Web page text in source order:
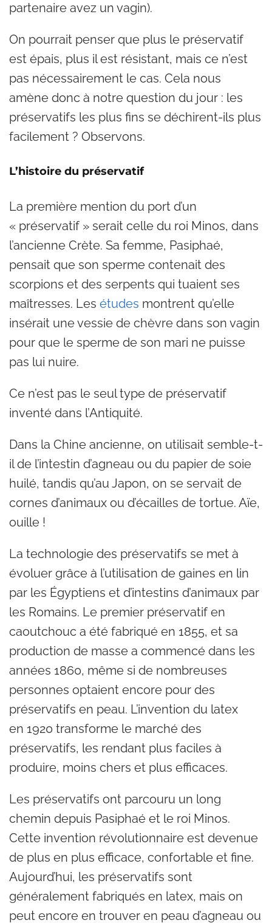
partenaire avez un vagin).
On pourrait penser que plus le préservatif
est épais, plus il est résistant, mais ce n’est
pas nécessairement le cas. Cela nous
amène donc à notre question du jour : les
préservatifs les plus fins se déchirent-ils plus
facilement ? Observons.
L’histoire du préservatif
La première mention du port d’un
« préservatif » serait celle du roi Minos, dans
l’ancienne Crète. Sa femme, Pasiphaé,
pensait que son sperme contenait des
scorpions et des serpents qui tuaient ses
maîtresses. Les études montrent qu’elle
insérait une vessie de chèvre dans son vagin
pour que le sperme de son mari ne puisse
pas lui nuire.
Ce n’est pas le seul type de préservatif
inventé dans l’Antiquité.
Dans la Chine ancienne, on utilisait semble-t-
il de l’intestin d’agneau ou du papier de soie
huilé, tandis qu’au Japon, on se servait de
cornes d’animaux ou d’écailles de tortue. Aïe,
ouille !
La technologie des préservatifs se met à
évoluer grâce à l’utilisation de gaines en lin
par les Égyptiens et d’intestins d’animaux par
les Romains. Le premier préservatif en
caoutchouc a été fabriqué en 1855, et sa
production de masse a commencé dans les
années 1860, même si de nombreuses
personnes optaient encore pour des
préservatifs en peau. L’invention du latex
en 1920 transforme le marché des
préservatifs, les rendant plus faciles à
produire, moins chers et plus efficaces.
Les préservatifs ont parcouru un long
chemin depuis Pasiphaé et le roi Minos.
Cette invention révolutionnaire est devenue
de plus en plus efficace, confortable et fine.
Aujourd’hui, les préservatifs sont
généralement fabriqués en latex, mais on
peut encore en trouver en peau d’agneau ou